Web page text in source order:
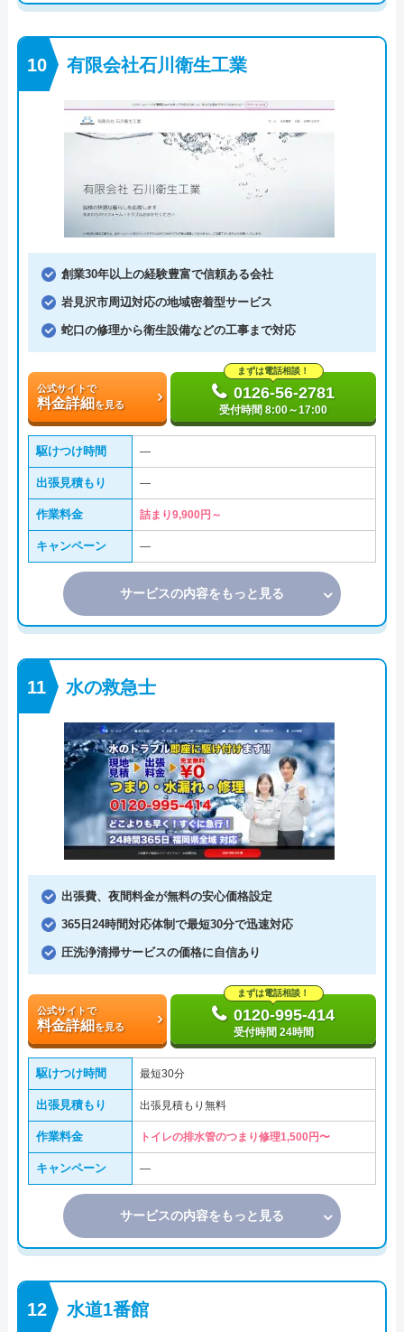
有限会社石川衛生工業
創業30年以上の経験豊富で信頼ある会社
岩見沢市周辺対応の地域密着型サービス
蛇口の修理から衛生設備などの工事まで対応
公式サイトで
料金詳細を見る
まずは電話相談！
0126-56-2781
受付時間 8:00～17:00
駆けつけ時間 ―
出張見積もり ―
作業料金 詰まり9,900円～
キャンペーン ―
サービスの内容をもっと見る
水の救急士
出張費、夜間料金が無料の安心価格設定
365日24時間対応体制で最短30分で迅速対応
圧洗浄清掃サービスの価格に自信あり
公式サイトで
料金詳細を見る
まずは電話相談！
0120-995-414
受付時間 24時間
駆けつけ時間 最短30分
出張見積もり 出張見積もり無料
作業料金 トイレの排水管のつまり修理1,500円〜
キャンペーン ―
サービスの内容をもっと見る
水道1番館